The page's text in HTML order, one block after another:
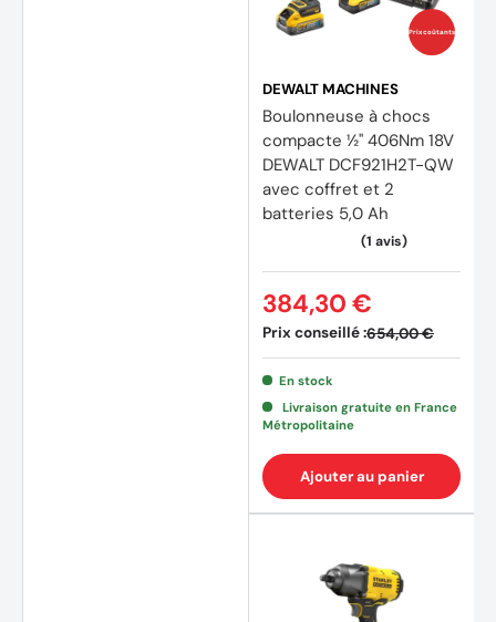
Prix coûtants
DEWALT MACHINES
Boulonneuse à chocs
compacte ½'' 406Nm 18V
DEWALT DCF921H2T-QW
avec coffret et 2
batteries 5,0 Ah
Prix conseillé :654,00 €
384,30 €
En stock
Livraison gratuite en France
Métropolitaine
Ajouter au panier